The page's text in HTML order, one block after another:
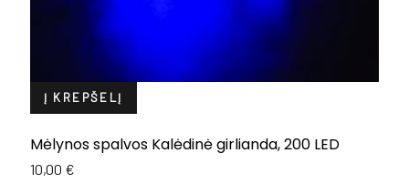
Į KREPŠELĮ
Mėlynos spalvos Kalėdinė girlianda, 200 LED
10,00 €